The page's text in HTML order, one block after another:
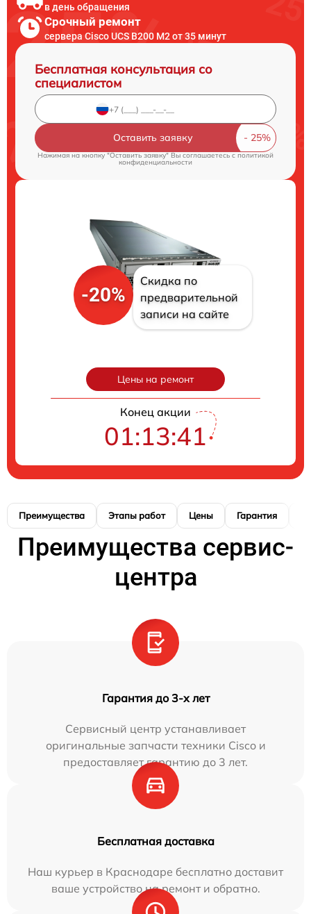
в день обращения
Срочный ремонт
сервера Cisco UCS B200 M2 от 35 минут
Бесплатная консультация со
специалистом
Оставить заявку
Нажимая на кнопку "Оставить заявку" Вы соглашаетесь cполитикой
конфиденциальности
-20%
Скидка по
предварительной
записи на сайте
Цены на ремонт
Конец акции
01:13:41
Преимущества Этапы работ Цены Гарантия
Преимущества сервис-
центра
Гарантия до 3-х лет
Сервисный центр устанавливает
оригинальные запчасти техники Cisco и
предоставляет гарантию до 3 лет.
Бесплатная доставка
Наш курьер в Краснодаре бесплатно доставит
ваше устройство на ремонт и обратно.